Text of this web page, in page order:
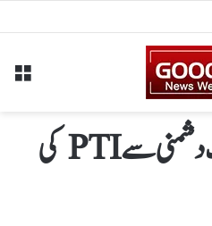
سوشل میڈیا پر ریاست دشمنی سے PTI کی